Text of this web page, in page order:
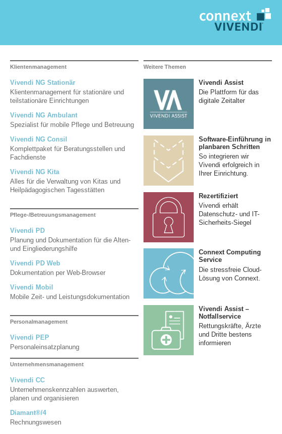
Klientenmanagement
Vivendi NG Stationär
Klientenmanagement für stationäre und
teilstationäre Einrichtungen
Vivendi NG Ambulant
Spezialist für mobile Pflege und Betreuung
Vivendi NG Consil
Komplettpaket für Beratungsstellen und
Fachdienste
Vivendi NG Kita
Alles für die Verwaltung von Kitas und
Heilpädagogischen Tagesstätten
Pflege-/Betreuungsmanagement
Vivendi PD
Planung und Dokumentation für die Alten-
und Eingliederungshilfe
Vivendi PD Web
Dokumentation per Web-Browser
Vivendi Mobil
Mobile Zeit- und Leistungsdokumentation
Personalmanagement
Vivendi PEP
Personaleinsatzplanung
Unternehmensmanagement
Vivendi CC
Unternehmenskennzahlen auswerten,
planen und organisieren
Diamant®/4
Rechnungswesen
Weitere Themen
Vivendi Assist
Die Plattform für das
digitale Zeitalter
Software-Einführung in
planbaren Schritten
So integrieren wir
Vivendi erfolgreich in
Ihrer Einrichtung.
Rezertifiziert
Vivendi erhält
Datenschutz- und IT-
Sicherheits-Siegel
Connext Computing
Service
Die stressfreie Cloud-
Lösung von Connext.
Vivendi Assist –
Notfallservice
Rettungskräfte, Ärzte
und Dritte bestens
informieren